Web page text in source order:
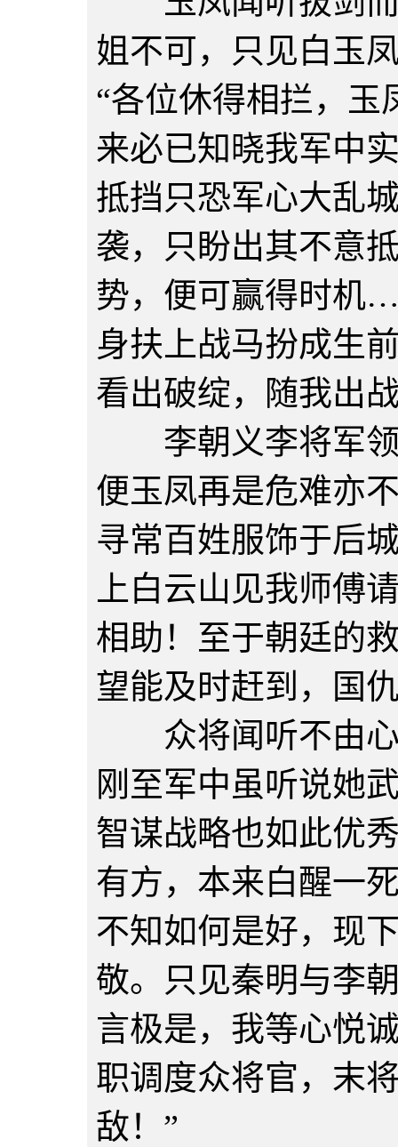
姐不可，只见白玉
“各位休得相拦，玉
来必已知晓我军中
抵挡只恐军心大乱
袭，只盼出其不意
势，便可赢得时机
身扶上战马扮成生
看出破绽，随我出
李朝义李将军领
便玉凤再是危难亦
寻常百姓服饰于后
上白云山见我师傅
相助！至于朝廷的
望能及时赶到，国
众将闻听不由心
刚至军中虽听说她
智谋战略也如此优
有方，本来白醒一
不知如何是好，现
敬。只见秦明与李
言极是，我等心悦
职调度众将官，末
敌！”